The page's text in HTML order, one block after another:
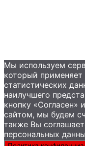
Мы используем
который
статистических
наилучшего
кнопку «Согласен»
сайтом, мы будем
также Вы
персональных